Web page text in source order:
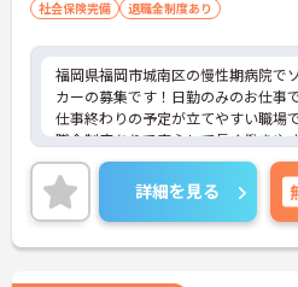
社会保険完備
退職金制度あり
福岡県福岡市城南区の慢性期病院で
カーの募集です！日勤のみのお仕事
仕事終わりの予定が立てやすい職場
職金制度ありで安心して長く働きや
ています♪ご興味のある方は面接ポ
しますので、お気軽にご連絡くださ
詳細を見る